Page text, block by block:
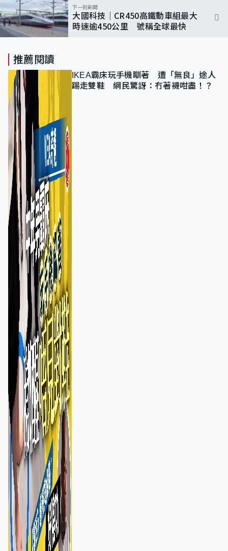
下一則新聞
大國科技｜CR450高鐵動車組最大
時速逾450公里 號稱全球最快
推薦閱讀
IKEA霸床玩手機瞓著 遭「無良」途人
踢走雙鞋 網民驚訝：冇著襪咁盡！？